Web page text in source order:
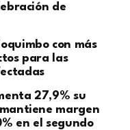
de
con más
para las
27,9% su
margen
en el segundo